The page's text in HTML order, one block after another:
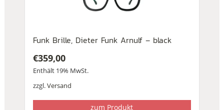
Funk Brille, Dieter Funk Arnulf – black
€359,00
Enthält 19% MwSt.
zzgl.Versand
zum Produkt